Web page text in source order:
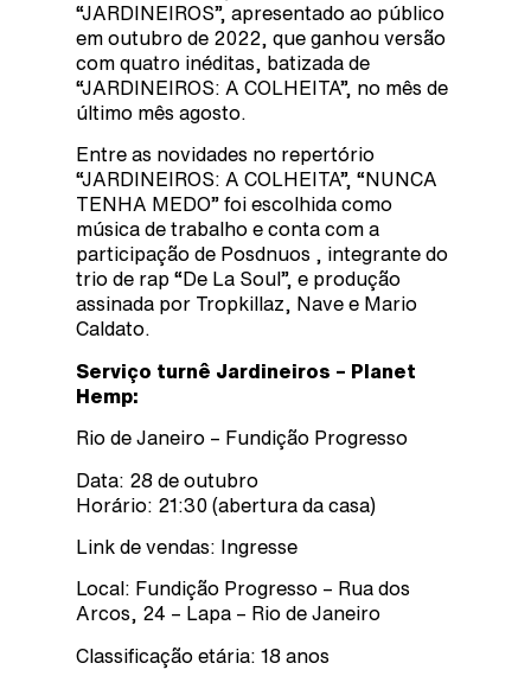
“JARDINEIROS”, apresentado ao público
em outubro de 2022, que ganhou versão
com quatro inéditas, batizada de
“JARDINEIROS: A COLHEITA”, no mês de
último mês agosto.
Entre as novidades no repertório
“JARDINEIROS: A COLHEITA”, “NUNCA
TENHA MEDO” foi escolhida como
música de trabalho e conta com a
participação de Posdnuos , integrante do
trio de rap “De La Soul”, e produção
assinada por Tropkillaz, Nave e Mario
Caldato.
Serviço turnê Jardineiros – Planet
Hemp:
Rio de Janeiro – Fundição Progresso
Data: 28 de outubro
Horário: 21:30 (abertura da casa)
Link de vendas: Ingresse
Local: Fundição Progresso – Rua dos
Arcos, 24 – Lapa – Rio de Janeiro
Classificação etária: 18 anos